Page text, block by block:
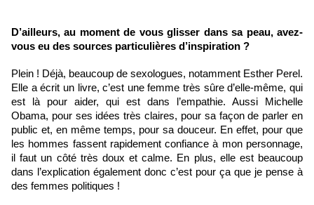
D’ailleurs, au moment de vous glisser dans sa peau, avez-
vous eu des sources particulières d’inspiration ?
Plein ! Déjà, beaucoup de sexologues, notamment Esther Perel.
Elle a écrit un livre, c’est une femme très sûre d’elle-même, qui
est là pour aider, qui est dans l’empathie. Aussi Michelle
Obama, pour ses idées très claires, pour sa façon de parler en
public et, en même temps, pour sa douceur. En effet, pour que
les hommes fassent rapidement confiance à mon personnage,
il faut un côté très doux et calme. En plus, elle est beaucoup
dans l’explication également donc c’est pour ça que je pense à
des femmes politiques !